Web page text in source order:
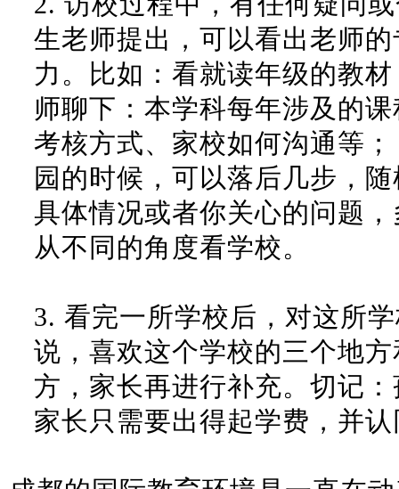
生老师提出，可以看出老师
力。比如：看就读年级的教
师聊下：本学科每年涉及的
考核方式、家校如何沟通等；
园的时候，可以落后几步，
具体情况或者你关心的问题
从不同的角度看学校。
3. 看完一所学校后，对这所
说，喜欢这个学校的三个地
方，家长再进行补充。切记
家长只需要出得起学费，并